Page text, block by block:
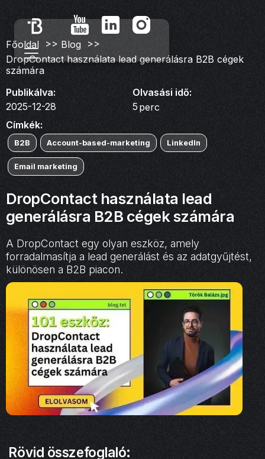
Főoldal >> Blog >>
DropContact használata lead generálásra B2B cégek
számára
Publikálva:
2025-12-28
Olvasási idő:
5 perc
Címkék:
B2B Account-based-marketing LinkedIn
Email marketing
DropContact használata lead
generálásra B2B cégek számára
A DropContact egy olyan eszköz, amely
forradalmasítja a lead generálást és az adatgyűjtést,
különösen a B2B piacon.
Rövid összefoglaló: